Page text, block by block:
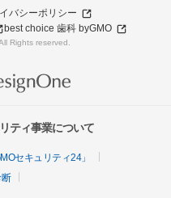
バシーポリシー
best choice 歯科 byGMO
Rights reserved.
ティ事業について
セキュリティ24」